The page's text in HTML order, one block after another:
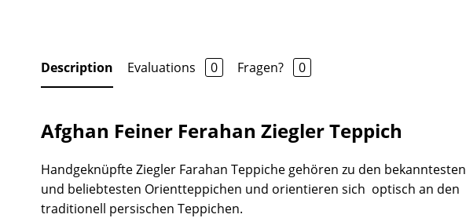
Description Evaluations 0 Fragen? 0
Afghan Feiner Ferahan Ziegler Teppich
Handgeknüpfte Ziegler Farahan Teppiche gehören zu den bekanntesten
und beliebtesten Orientteppichen und orientieren sich optisch an den
traditionell persischen Teppichen.